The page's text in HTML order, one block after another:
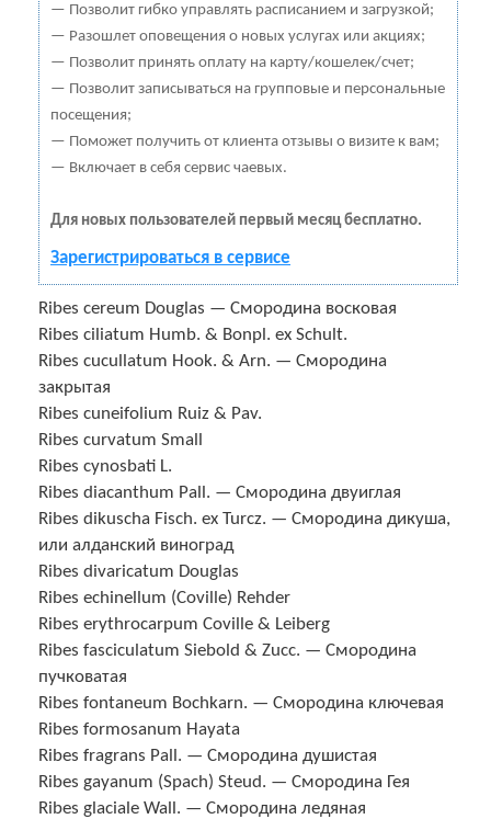
— Позволит гибко управлять расписанием и загрузкой;
— Разошлет оповещения о новых услугах или акциях;
— Позволит принять оплату на карту/кошелек/счет;
— Позволит записываться на групповые и персональные
посещения;
— Поможет получить от клиента отзывы о визите к вам;
— Включает в себя сервис чаевых.
Для новых пользователей первый месяц бесплатно.
Зарегистрироваться в сервисе
Ribes cereum Douglas — Смородина восковая
Ribes ciliatum Humb. & Bonpl. ex Schult.
Ribes cucullatum Hook. & Arn. — Смородина
закрытая
Ribes cuneifolium Ruiz & Pav.
Ribes curvatum Small
Ribes cynosbati L.
Ribes diacanthum Pall. — Смородина двуиглая
Ribes dikuscha Fisch. ex Turcz. — Смородина дикуша,
или алданский виноград
Ribes divaricatum Douglas
Ribes echinellum (Coville) Rehder
Ribes erythrocarpum Coville & Leiberg
Ribes fasciculatum Siebold & Zucc. — Смородина
пучковатая
Ribes fontaneum Bochkarn. — Смородина ключевая
Ribes formosanum Hayata
Ribes fragrans Pall. — Смородина душистая
Ribes gayanum (Spach) Steud. — Смородина Гея
Ribes glaciale Wall. — Смородина ледяная